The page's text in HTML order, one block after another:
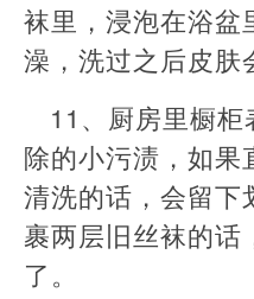
袜里，浸泡在浴盆
澡，洗过之后皮肤
11、厨房里橱
除的小污渍，如果
清洗的话，会留下
裹两层旧丝袜的话
了。